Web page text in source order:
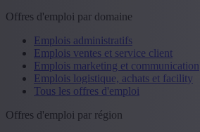
Offres d'emploi par domaine
Emplois administratifs
Emplois ventes et service client
Emplois marketing et communication
Emplois logistique, achats et facility
Tous les offres d'emploi
Offres d'emploi par région